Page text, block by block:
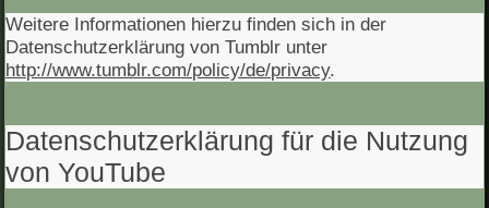
Weitere Informationen hierzu finden sich in der
Datenschutzerklärung von Tumblr unter
http://www.tumblr.com/policy/de/privacy.
Datenschutzerklärung für die Nutzung
von YouTube